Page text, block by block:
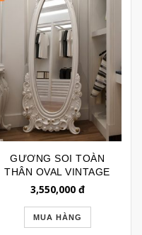
GƯƠNG SOI TOÀN
THÂN OVAL VINTAGE
TRẮNG 175
3,550,000đ
MUA HÀNG